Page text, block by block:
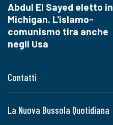
Contatti
La Nuova Bussola Quotidiana
Abdul El Sayed eletto in
Michigan. L'islamo-
comunismo tira anche
negli Usa